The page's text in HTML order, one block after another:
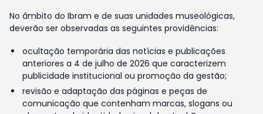
No âmbito do Ibram e de suas unidades museológicas,
deverão ser observadas as seguintes providências:
ocultação temporária das notícias e publicações
anteriores a 4 de julho de 2026 que caracterizem
publicidade institucional ou promoção da gestão;
revisão e adaptação das páginas e peças de
comunicação que contenham marcas, slogans ou